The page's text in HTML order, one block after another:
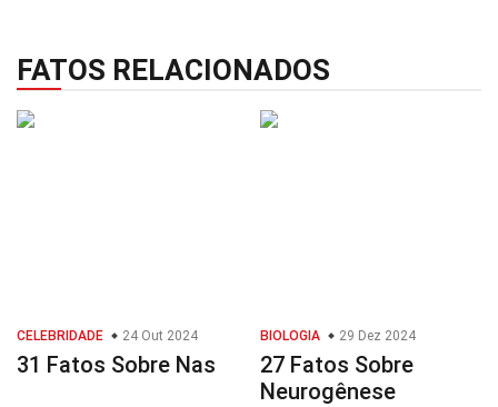
FATOS RELACIONADOS
CELEBRIDADE 24 Out 2024
31 Fatos Sobre Nas
BIOLOGIA 29 Dez 2024
27 Fatos Sobre
Neurogênese